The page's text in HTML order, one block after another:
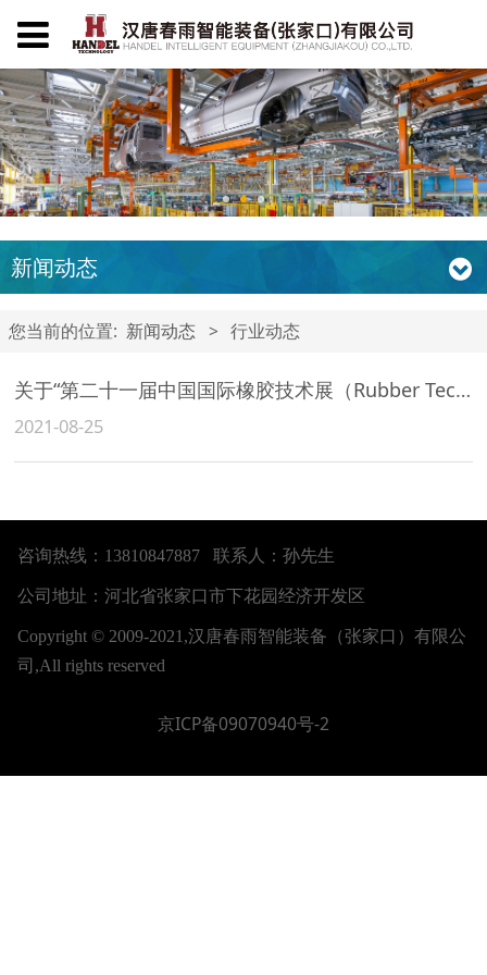
新闻动态
您当前的位置: 新闻动态 > 行业动态
关于“第二十一届中国国际橡胶技术展（Rubber Tech China 2021）”延期举办的通知
2021-08-25
咨询热线：13810847887 联系人：孙先生
公司地址：河北省张家口市下花园经济开发区
Copyright © 2009-2021,汉唐春雨智能装备（张家口）有限公
司,All rights reserved
京ICP备09070940号-2